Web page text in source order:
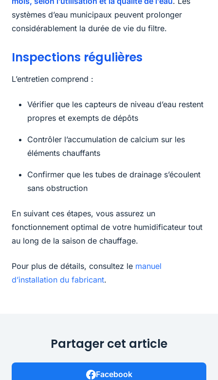
systèmes d’eau municipaux peuvent prolonger
considérablement la durée de vie du filtre.
Inspections régulières
L’entretien comprend :
Vérifier que les capteurs de niveau d’eau restent
propres et exempts de dépôts
Contrôler l’accumulation de calcium sur les
éléments chauffants
Confirmer que les tubes de drainage s’écoulent
sans obstruction
En suivant ces étapes, vous assurez un
fonctionnement optimal de votre humidificateur tout
au long de la saison de chauffage.
Pour plus de détails, consultez le manuel
d’installation du fabricant.
Partager cet article
Facebook